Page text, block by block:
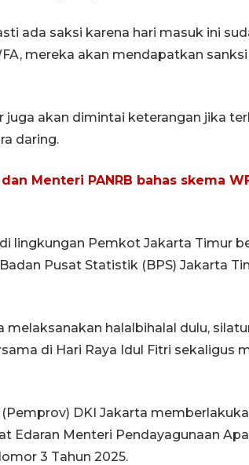
ada saksi karena hari masuk ini
mereka akan mendapatkan
juga akan dimintai keterangan jika
daring.
Menteri PANRB bahas skema
lingkungan Pemkot Jakarta Timur
Pusat Statistik (BPS) Jakarta
melaksanakan halalbihalal dulu,
di Hari Raya Idul Fitri sekaligus
DKI Jakarta
Edaran Menteri Pendayagunaan
3 Tahun 2025.